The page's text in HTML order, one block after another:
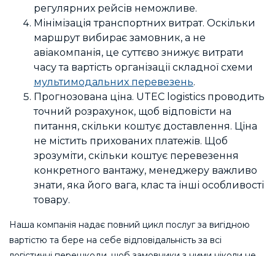
регулярних рейсів неможливе.
Мінімізація транспортних витрат. Оскільки
маршрут вибирає замовник, а не
авіакомпанія, це суттєво знижує витрати
часу та вартість організації складної схеми
мультимодальних перевезень.
Прогнозована ціна. UTEC logistics проводить
точний розрахунок, щоб відповісти на
питання, скільки коштує доставлення. Ціна
не містить прихованих платежів. Щоб
зрозуміти, скільки коштує перевезення
конкретного вантажу, менеджеру важливо
знати, яка його вага, клас та інші особливості
товару.
Наша компанія надає повний цикл послуг за вигідною
вартістю та бере на себе відповідальність за всі